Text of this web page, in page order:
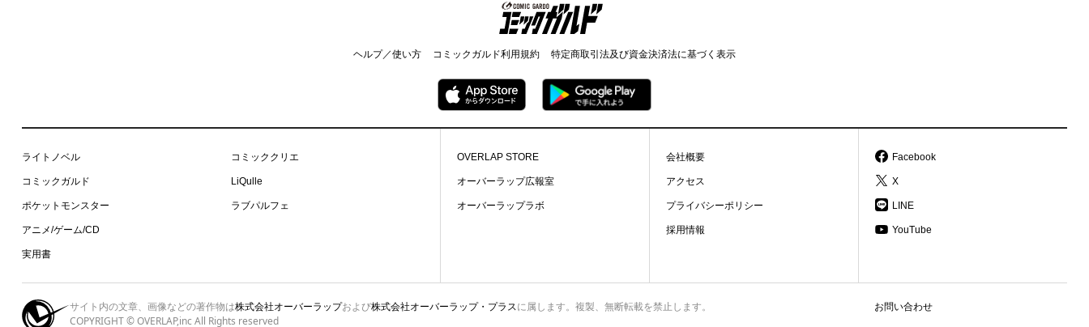
コミックガルド
ヘルプ／使い方 コミックガルド利用規約 特定商取引法及び資金決済法に基づく表示
ライトノベル
コミックガルド
ポケットモンスター
アニメ/ゲーム/CD
実用書
コミッククリエ
LiQulle
ラブパルフェ
OVERLAP STORE
オーバーラップ広報室
オーバーラップラボ
会社概要
アクセス
プライバシーポリシー
採用情報
Facebook
X
LINE
YouTube
お問い合わせ
サイト内の文章、画像などの著作物は株式会社オーバーラップおよび株式会社オーバーラップ・プラス に属します。複製、無断転載を禁止します。
COPYRIGHT © OVERLAP,inc All Rights reserved